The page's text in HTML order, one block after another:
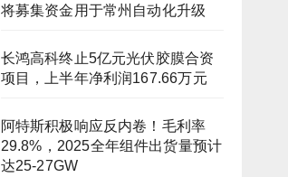
将募集资金用于常州自动化升级
长鸿高科终止5亿元光伏胶膜合资
项目，上半年净利润167.66万元
阿特斯积极响应反内卷！毛利率
29.8%，2025全年组件出货量预计
达25-27GW